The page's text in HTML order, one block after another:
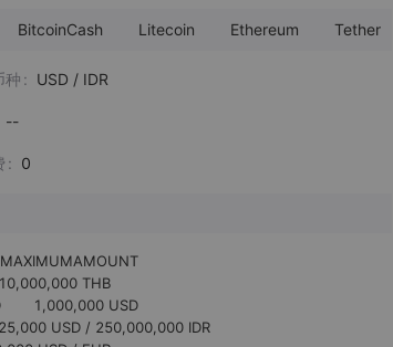
BitcoinCash Litecoin Ethereum Tether
种 USD / IDR
--
0